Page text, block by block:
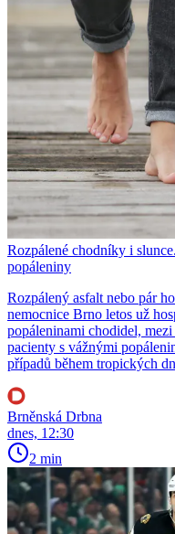
Rozpálené chodníky i
popáleniny
Rozpálený asfalt nebo pár
nemocnice Brno letos už
popáleninami chodidel,
pacienty s vážnými
případů během tropických
Brněnská Drbna
dnes, 12:30
2 min